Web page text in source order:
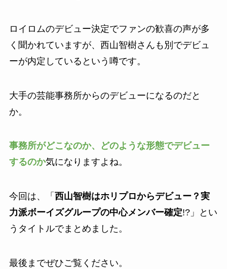
ロイロムのデビュー決定でファンの歓喜の声が多
く聞かれていますが、西山智樹さんも別でデビュ
ーが内定しているという噂です。
大手の芸能事務所からのデビューになるのだと
か。
事務所がどこなのか、どのような形態でデビュー
するのか気になりますよね。
今回は、「 西山智樹はホリプロからデビュー？実
力派ボーイズグループの中心メンバー確定!?」とい
うタイトルでまとめました。
最後までぜひご覧ください。